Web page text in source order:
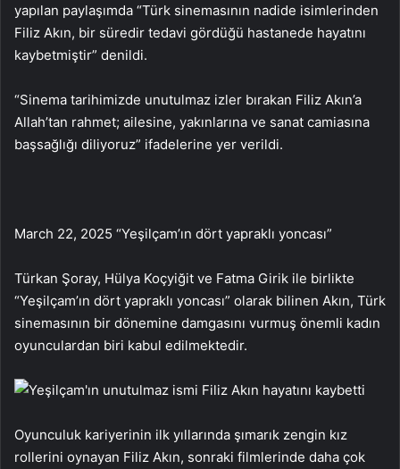
yapılan paylaşımda “Türk sinemasının nadide isimlerinden
Filiz Akın, bir süredir tedavi gördüğü hastanede hayatını
kaybetmiştir” denildi.
“Sinema tarihimizde unutulmaz izler bırakan Filiz Akın’a
Allah’tan rahmet; ailesine, yakınlarına ve sanat camiasına
başsağlığı diliyoruz” ifadelerine yer verildi.
March 22, 2025 “Yeşilçam’ın dört yapraklı yoncası”
Türkan Şoray, Hülya Koçyiğit ve Fatma Girik ile birlikte
“Yeşilçam’ın dört yapraklı yoncası” olarak bilinen Akın, Türk
sinemasının bir dönemine damgasını vurmuş önemli kadın
oyunculardan biri kabul edilmektedir.
Oyunculuk kariyerinin ilk yıllarında şımarık zengin kız
rollerini oynayan Filiz Akın, sonraki filmlerinde daha çok